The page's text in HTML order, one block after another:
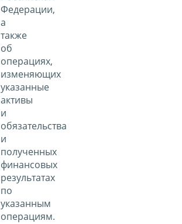
Федерации,
а
также
об
операциях,
изменяющих
указанные
активы
и
обязательства
и
полученных
финансовых
результатах
по
указанным
операциям.